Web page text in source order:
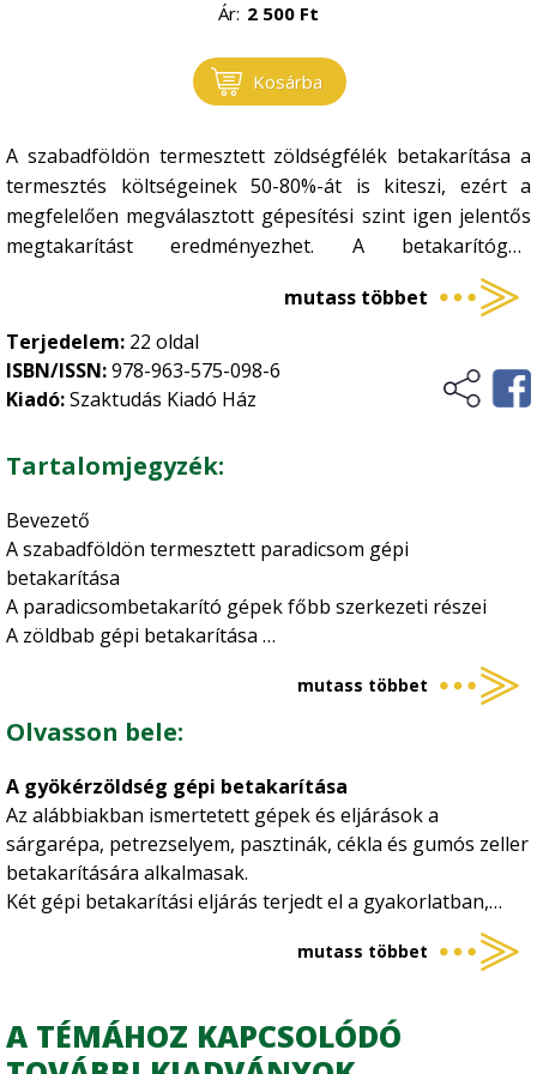
Ár: 2 500 Ft
Kosárba
A szabadföldön termesztett zöldségfélék betakarítása a
termesztés költségeinek 50-80%-át is kiteszi, ezért a
megfelelően megválasztott gépesítési szint igen jelentős
megtakarítást eredményezhet. A betakarítógép
amellett, hogy sokszorosan
túlszárnyalja az ember szedési kapacitását–nagy
költségigényű, jelentős veszteséggel és rosszabb
munkaminőséggel jár együtt. Az alábbiakban a
legfontosabb zöldségnövényeink – paradicsom, zöldbab,
vöröshagyma, uborka, paprika és burgonya –
betakarítógépeinek legújabb változatairól adunk
áttekintést.
mutass többet
Terjedelem: 22 oldal
ISBN/ISSN:978-963-575-098-6
Kiadó:Szaktudás Kiadó Ház
Tartalomjegyzék:
Bevezető
A szabadföldön termesztett paradicsom gépi
betakarítása
A paradicsombetakarító gépek főbb szerkezeti részei
A zöldbab gépi betakarítása
A zöldborsó-betakarító gépek fő szerkezeti elemei
A vágó rendszerű káposztabetakarító gép
A nyűvő rendszerű betakarítógépek
A gyökérzöldség gépi betakarítása
Vöröshagyma-betakarítás gépei
Paprikabetakarító gépek
mutass többet
Olvasson bele:
A gyökérzöldség gépi betakarítása
Az alábbiakban ismertetett gépek és eljárások a
sárgarépa, petrezselyem, pasztinák, cékla és gumós zeller
betakarítására alkalmasak.
Két gépi betakarítási eljárás terjedt el a gyakorlatban,
Az ásó rendszer
a burgonyabetakarításnál alkalmazott
eljárást követi. Elsőként az állomány szártalanítása
mutass többet
A TÉMÁHOZ KAPCSOLÓDÓ